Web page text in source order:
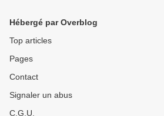
Hébergé par Overblog
Top articles
Pages
Contact
Signaler un abus
C.G.U.